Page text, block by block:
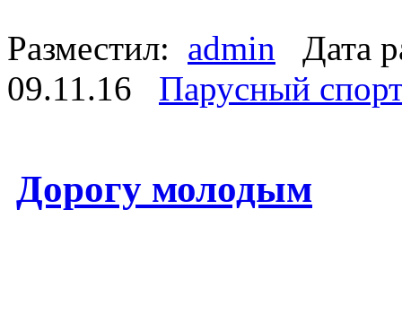
Разместил: admin Дата
09.11.16 Парусный
Дорогу молодым